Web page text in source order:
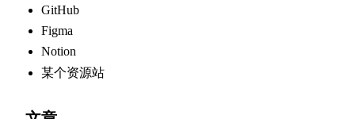
GitHub
Figma
Notion
某个资源站